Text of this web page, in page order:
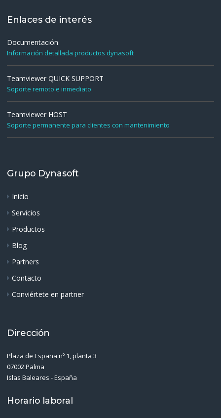
Enlaces de interés
Documentación
Información detallada productos dynasoft
Teamviewer QUICK SUPPORT
Soporte remoto e inmediato
Teamviewer HOST
Soporte permanente para clientes con mantenimiento
Grupo Dynasoft
Inicio
Servicios
Productos
Blog
Partners
Contacto
Conviértete en partner
Dirección
Plaza de España nº 1, planta 3
07002 Palma
Islas Baleares - España
Horario laboral